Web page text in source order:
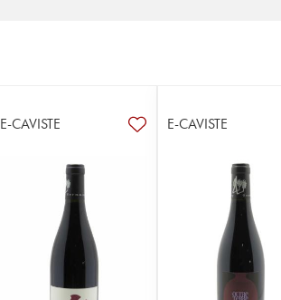
E-CAVISTE E-CAVISTE